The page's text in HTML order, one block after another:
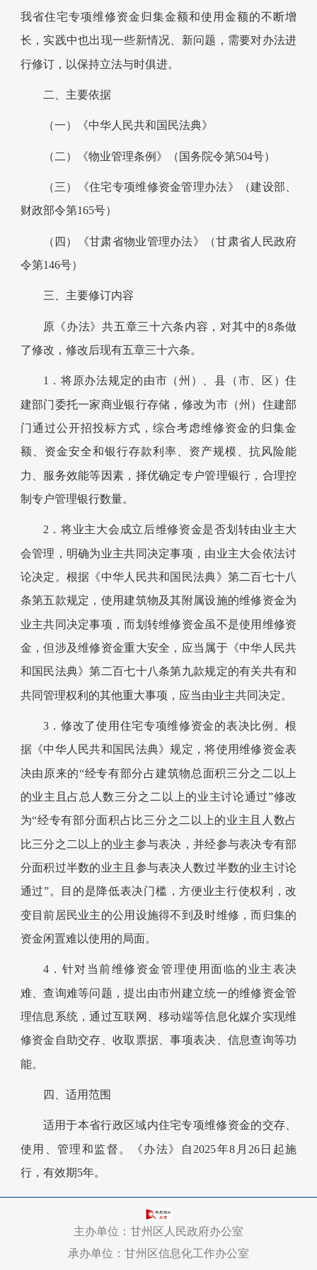
我省住宅专项维修资金归集金额和使用金额的不断增
长，实践中也出现一些新情况、新问题，需要对办法进
行修订，以保持立法与时俱进。
二、主要依据
（一）《中华人民共和国民法典》
（二）《物业管理条例》（国务院令第504号）
（三）《住宅专项维修资金管理办法》（建设部、
财政部令第165号）
（四）《甘肃省物业管理办法》（甘肃省人民政府
令第146号）
三、主要修订内容
原《办法》共五章三十六条内容，对其中的8条做
了修改，修改后现有五章三十六条。
1．将原办法规定的由市（州）、县（市、区）住
建部门委托一家商业银行存储，修改为市（州）住建部
门通过公开招投标方式，综合考虑维修资金的归集金
额、资金安全和银行存款利率、资产规模、抗风险能
力、服务效能等因素，择优确定专户管理银行，合理控
制专户管理银行数量。
2．将业主大会成立后维修资金是否划转由业主大
会管理，明确为业主共同决定事项，由业主大会依法讨
论决定。根据《中华人民共和国民法典》第二百七十八
条第五款规定，使用建筑物及其附属设施的维修资金为
业主共同决定事项，而划转维修资金虽不是使用维修资
金，但涉及维修资金重大安全，应当属于《中华人民共
和国民法典》第二百七十八条第九款规定的有关共有和
共同管理权利的其他重大事项，应当由业主共同决定。
3．修改了使用住宅专项维修资金的表决比例。根
据《中华人民共和国民法典》规定，将使用维修资金表
决由原来的“经专有部分占建筑物总面积三分之二以上
的业主且占总人数三分之二以上的业主讨论通过”修改
为“经专有部分面积占比三分之二以上的业主且人数占
比三分之二以上的业主参与表决，并经参与表决专有部
分面积过半数的业主且参与表决人数过半数的业主讨论
通过”。目的是降低表决门槛，方便业主行使权利，改
变目前居民业主的公用设施得不到及时维修，而归集的
资金闲置难以使用的局面。
4．针对当前维修资金管理使用面临的业主表决
难、查询难等问题，提出由市州建立统一的维修资金管
理信息系统，通过互联网、移动端等信息化媒介实现维
修资金自助交存、收取票据、事项表决、信息查询等功
能。
四、适用范围
适用于本省行政区域内住宅专项维修资金的交存、
使用、管理和监督。《办法》自2025年8月26日起施
行，有效期5年。
主办单位：甘州区人民政府办公室
承办单位：甘州区信息化工作办公室